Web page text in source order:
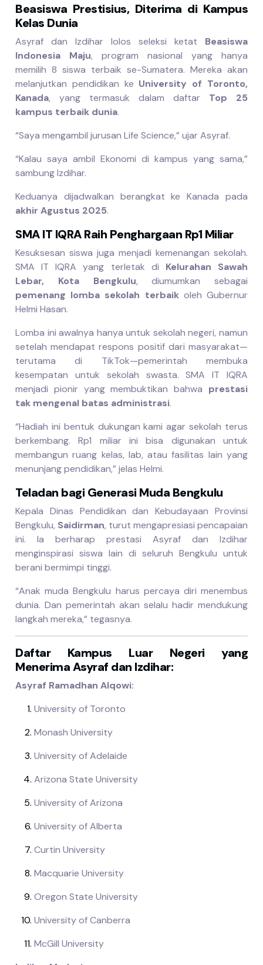
Beasiswa Prestisius, Diterima di Kampus
Kelas Dunia
Asyraf dan Izdihar lolos seleksi ketat Beasiswa
Indonesia Maju, program nasional yang hanya
memilih 8 siswa terbaik se-Sumatera. Mereka akan
melanjutkan pendidikan ke University of Toronto,
Kanada, yang termasuk dalam daftar Top 25
kampus terbaik dunia.
“Saya mengambil jurusan Life Science,” ujar Asyraf.
“Kalau saya ambil Ekonomi di kampus yang sama,”
sambung Izdihar.
Keduanya dijadwalkan berangkat ke Kanada pada
akhir Agustus 2025.
SMA IT IQRA Raih Penghargaan Rp1 Miliar
Kesuksesan siswa juga menjadi kemenangan sekolah.
SMA IT IQRA yang terletak di Kelurahan Sawah
Lebar, Kota Bengkulu, diumumkan sebagai
pemenang lomba sekolah terbaikoleh Gubernur
Helmi Hasan.
Lomba ini awalnya hanya untuk sekolah negeri, namun
setelah mendapat respons positif dari masyarakat—
terutama di TikTok—pemerintah membuka
kesempatan untuk sekolah swasta. SMA IT IQRA
menjadi pionir yang membuktikan bahwa prestasi
tak mengenal batas administrasi.
“Hadiah ini bentuk dukungan kami agar sekolah terus
berkembang. Rp1 miliar ini bisa digunakan untuk
membangun ruang kelas, lab, atau fasilitas lain yang
menunjang pendidikan,” jelas Helmi.
Teladan bagi Generasi Muda Bengkulu
Kepala Dinas Pendidikan dan Kebudayaan Provinsi
Bengkulu, Saidirman, turut mengapresiasi pencapaian
ini. Ia berharap prestasi Asyraf dan Izdihar
menginspirasi siswa lain di seluruh Bengkulu untuk
berani bermimpi tinggi.
“Anak muda Bengkulu harus percaya diri menembus
dunia. Dan pemerintah akan selalu hadir mendukung
langkah mereka,” tegasnya.
Daftar Kampus Luar Negeri yang
Menerima Asyraf dan Izdihar:
Asyraf Ramadhan Alqowi:
University of Toronto
Monash University
University of Adelaide
Arizona State University
University of Arizona
University of Alberta
Curtin University
Macquarie University
Oregon State University
University of Canberra
McGill University